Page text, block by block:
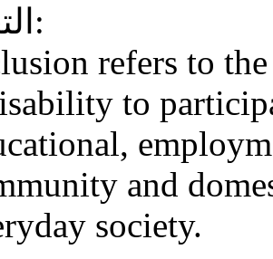
التعريف:
refers to
to
and
society.